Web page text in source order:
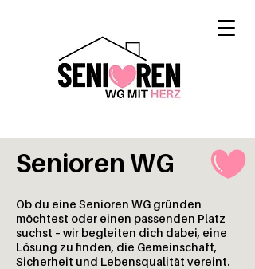
Senioren WG
Ob du eine Senioren WG gründen
möchtest oder einen passenden Platz
suchst – wir begleiten dich dabei, eine
Lösung zu finden, die Gemeinschaft,
Sicherheit und Lebensqualität vereint.